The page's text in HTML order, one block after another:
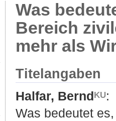
Was
Bereich
mehr als
Titelangaben
Halfar, Bernd
:
Was bedeutet